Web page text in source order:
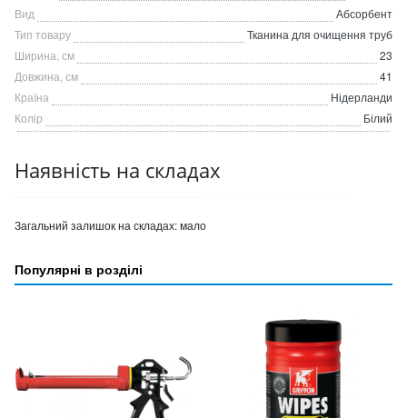
Вид
Абсорбент
Тип товару
Тканина для очищення труб
Ширина, см
23
Довжина, см
41
Країна
Нідерланди
Колір
Білий
Наявність на складах
Загальний залишок на складах:мало
Популярні в розділі